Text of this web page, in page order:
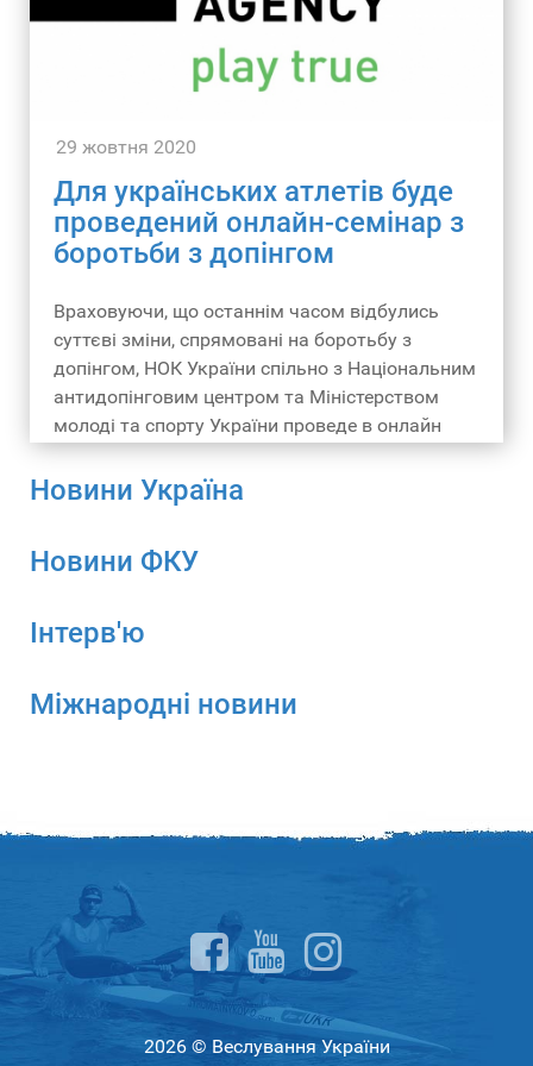
29 жовтня 2020
Для українських атлетів буде
проведений онлайн-семінар з
боротьби з допінгом
Враховуючи, що останнім часом відбулись
суттєві зміни, спрямовані на боротьбу з
допінгом, НОК України спільно з Національним
антидопінговим центром та Міністерством
молоді та спорту України проведе в онлайн
режимі семінар для атлетів.
Новини Україна
Новини ФКУ
Інтерв'ю
Міжнародні новини
2026 © Веслування України